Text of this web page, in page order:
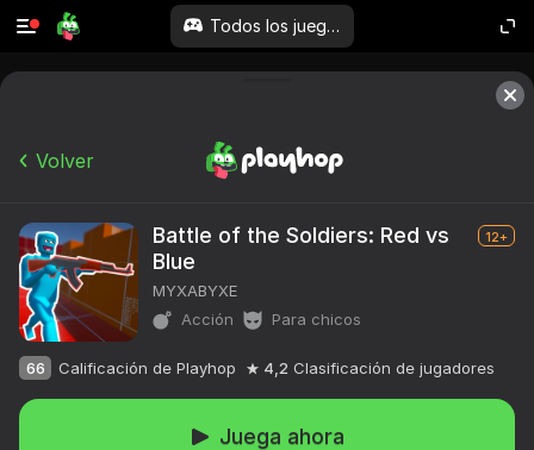
Todos los juegos
Volver
Battle of the Soldiers: Red vs
Blue
12+
MYXABYXE
Acción
Para chicos
66 Calificación de Playhop 4,2 Clasificación de jugadores
Juega ahora